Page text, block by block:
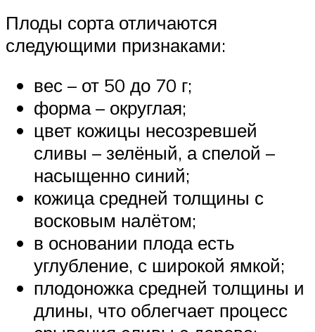
Плоды сорта отличаются
следующими признаками:
вес – от 50 до 70 г;
форма – округлая;
цвет кожицы несозревшей
сливы – зелёный, а спелой –
насыщенно синий;
кожица средней толщины с
восковым налётом;
в основании плода есть
углубление, с широкой ямкой;
плодоножка средней толщины и
длины, что облегчает процесс